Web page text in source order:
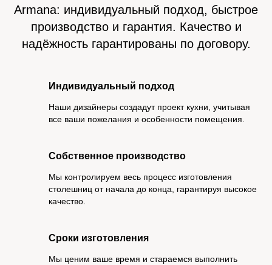
Armana: индивидуальный подход, быстрое
производство и гарантия. Качество и
надёжность гарантированы по договору.
Индивидуальный подход
Наши дизайнеры создадут проект кухни, учитывая
все ваши пожелания и особенности помещения.
Собственное производство
Мы контролируем весь процесс изготовления
столешниц от начала до конца, гарантируя высокое
качество.
Сроки изготовления
Мы ценим ваше время и стараемся выполнить